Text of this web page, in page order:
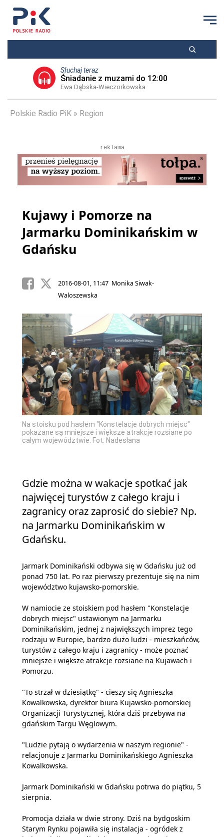
Słuchaj teraz
Śniadanie z muzami do 12:00
Ewa Dąbska-Wieczorkowska
Polskie Radio PiK Region
reklama
Kujawy i Pomorze na
Jarmarku Dominikańskim w
Gdańsku
2016-08-01, 11:47 Monika Siwak-
Waloszewska
Na stoisku pod hasłem "Konstelacje dobrych miejsc"
pokazane są mniejsze i większe atrakcje rozsiane po
całym województwie. Fot. Nadesłana
Gdzie można w wakacje spotkać jak
najwięcej turystów z całego kraju i
zagranicy oraz zaprosić do siebie? Np.
na Jarmarku Dominikańskim w
Gdańsku.
Jarmark Dominikański odbywa się w Gdańsku już od
ponad 750 lat. Po raz pierwszy prezentuje się na nim
województwo kujawsko-pomorskie.
W namiocie ze stoiskiem pod hasłem "Konstelacje
dobrych miejsc" ustawionym na Jarmarku
Dominikańskim, jednej z największych imprez tego
rodzaju w Europie, bardzo dużo ludzi - mieszkańców,
turystów z całego kraju i zagranicy - może poznać
mniejsze i większe atrakcje rozsiane na Kujawach i
Pomorzu.
"To strzał w dziesiątkę" - cieszy się Agnieszka
Kowalkowska, dyrektor biura Kujawsko-pomorskiej
Organizacji Turystycznej, która dziś przebywa na
gdańskim Targu Węglowym.
"Ludzie pytają o wydarzenia w naszym regionie" -
relacjonuje z Jarmarku Dominikańskiego Agnieszka
Kowalkowska.
Jarmark Dominikański w Gdańsku potrwa do piątku, 5
sierpnia.
Promocja działa w dwie strony. Dziś na bydgoskim
Starym Rynku pojawiła się instalacja - ogródek z